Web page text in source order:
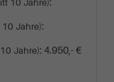
10 Jahre)
Jahre):
Jahre): 4.950,- €